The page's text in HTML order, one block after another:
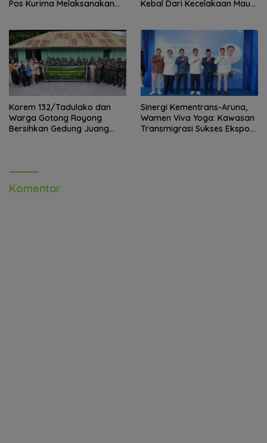
Pos Kurima Melaksanakan
Kebal Dari Kecelakaan Maut
Korem 132/Tadulako dan
Warga Gotong Royong
Bersihkan Gedung Juang
Sinergi Kementrans-Aruna,
Wamen Viva Yoga: Kawasan
Transmigrasi Sukses Ekspor
Komentar